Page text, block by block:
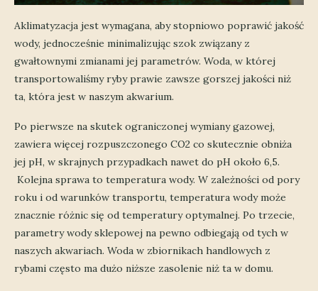
Aklimatyzacja jest wymagana, aby stopniowo poprawić jakość
wody, jednocześnie minimalizując szok związany z
gwałtownymi zmianami jej parametrów. Woda, w której
transportowaliśmy ryby prawie zawsze gorszej jakości niż
ta, która jest w naszym akwarium.
Po pierwsze na skutek ograniczonej wymiany gazowej,
zawiera więcej rozpuszczonego CO2 co skutecznie obniża
jej pH, w skrajnych przypadkach nawet do pH około 6,5.
Kolejna sprawa to temperatura wody. W zależności od pory
roku i od warunków transportu, temperatura wody może
znacznie różnic się od temperatury optymalnej. Po trzecie,
parametry wody sklepowej na pewno odbiegają od tych w
naszych akwariach. Woda w zbiornikach handlowych z
rybami często ma dużo niższe zasolenie niż ta w domu.